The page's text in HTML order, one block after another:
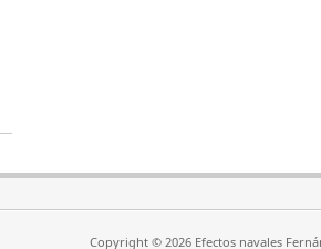
Copyright © 2026 Efectos navales